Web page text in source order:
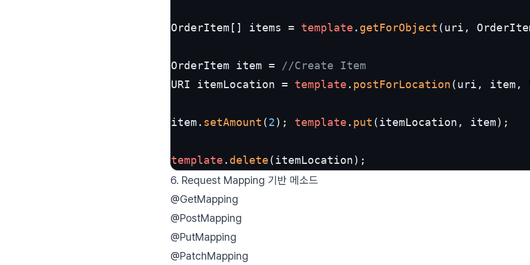
OrderItem[] items = template . getForObject (uri,
OrderItem item = //Create Item
URI itemLocation = template . postForLocation(uri, item,
item. setAmount (2); template . put (itemLocation, item);
template . delete(itemLocation);
6. Request Mapping 기반 메소드
@GetMapping
@PostMapping
@PutMapping
@PatchMapping